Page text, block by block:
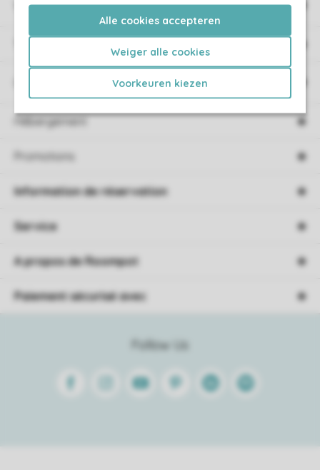
Alle cookies accepteren
Weiger alle cookies
Voorkeuren kiezen
Villages de vacances
Promotions
Follow Us
FacebookInstagramYoutube PinterestLinkedinSpotify
Information de réservation
Service
A propos de Roompot
Paiement sécurisé avec